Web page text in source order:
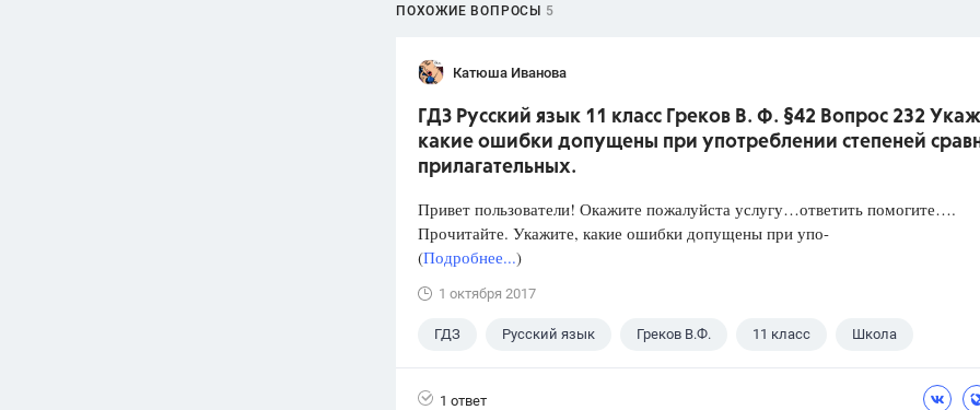
ПОХОЖИЕ ВОПРОСЫ 5
Катюша Иванова
ГДЗ Русский язык 11 класс Греков В. Ф. §42 Вопрос 232
какие ошибки допущены при употреблении степеней
прилагательных.
Привет пользователи! Окажите пожалуйста услугу…ответить помогите….
Прочитайте. Укажите, какие ошибки допущены при упо-
(Подробнее...)
1 октября 2017
ГДЗ Русский язык Греков В.Ф. 11 класс Школа
1 ответ